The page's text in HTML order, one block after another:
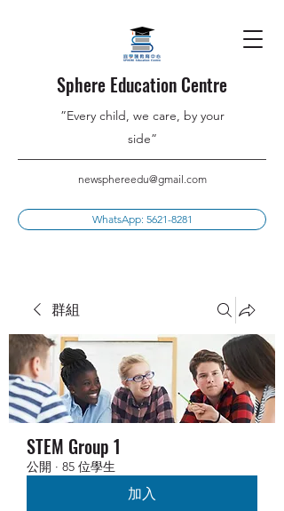
Sphere Education Centre
”Every child, we care, by your
side”
newsphereedu@gmail.com
WhatsApp: 5621-8281
群組
STEM Group 1
公開 · 85 位學生
加入